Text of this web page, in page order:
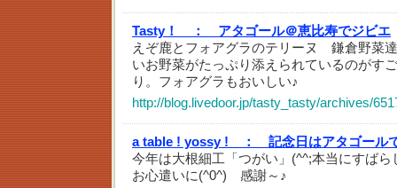
Tasty！ ：
アタゴール＠恵比寿でジビエ
えぞ鹿とフォアグラのテリーヌ 鎌倉野菜
いお野菜がたっぷり添えられているのがす
り。フォアグラもおいしい♪
http://blog.livedoor.jp/tasty_tasty/archives/
a table ! yossy ! ：
記念日はアタゴール
今年は大根細工「つがい」(^^;本当にすば
お心遣いに(^0^) 感謝～♪